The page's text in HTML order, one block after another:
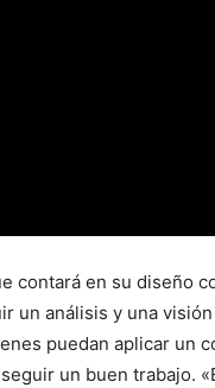
contará en su diseño
un análisis y una
puedan aplicar un
un buen trabajo.